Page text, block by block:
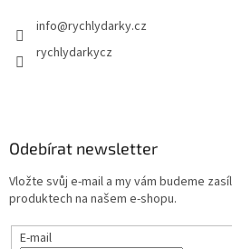
info@rychlydarky.cz
rychlydarkycz
Odebírat newsletter
Vložte svůj e-mail a my vám budeme
produktech na našem e-shopu.
E-mail